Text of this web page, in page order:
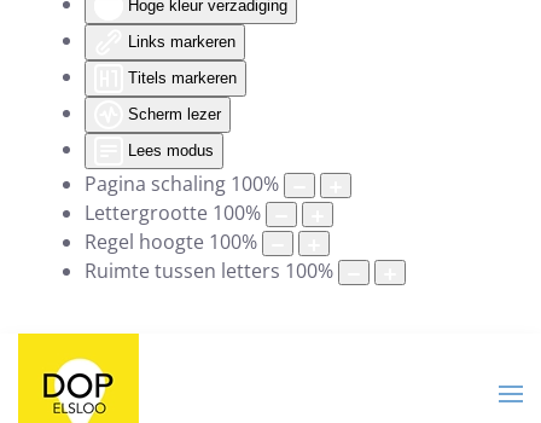
Hoge kleur verzadiging
Links markeren
Titels markeren
Scherm lezer
Lees modus
Pagina schaling 100%
Lettergrootte 100%
Regel hoogte 100%
Ruimte tussen letters 100%